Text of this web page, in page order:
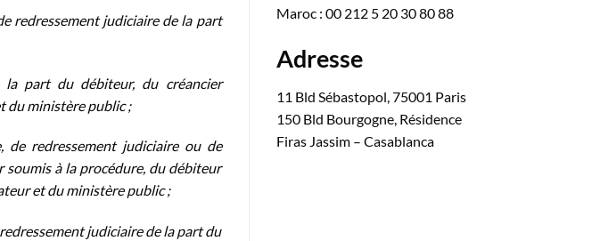
redressement judiciaire de la part
la part du débiteur, du créancier
du ministère public ;
de redressement judiciaire ou de
à la procédure, du débiteur
et du ministère public ;
judiciaire de la part du
Maroc : 00 212 5 20 30 80 88
Adresse
11 Bld Sébastopol, 75001 Paris
150 Bld Bourgogne, Résidence
Firas Jassim – Casablanca